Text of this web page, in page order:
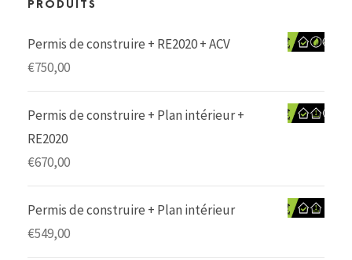
PRODUITS
Permis de construire + RE2020 + ACV
€750,00
Permis de construire + Plan intérieur +
RE2020
€670,00
Permis de construire + Plan intérieur
€549,00